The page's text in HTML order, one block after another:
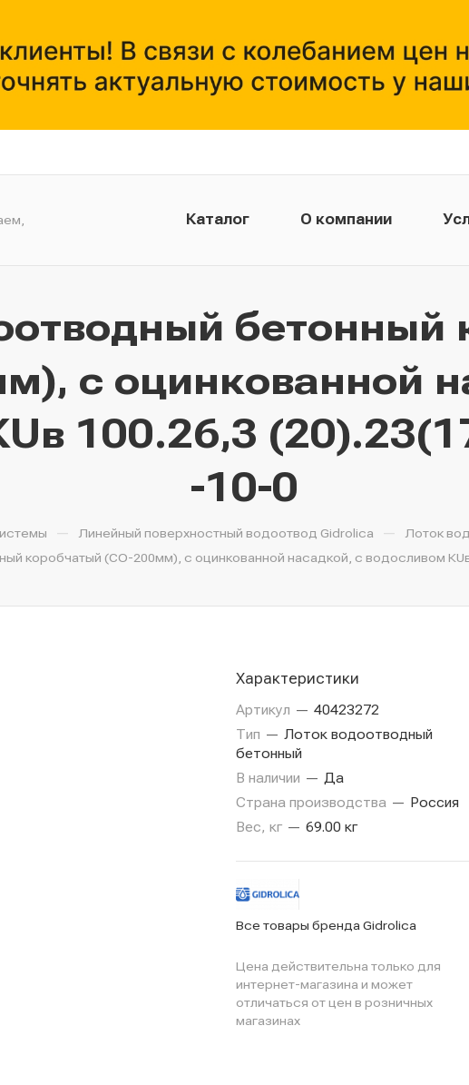
Каталог О компании
бетонный
с оцинкованной
100.26,3
-10-0
— Линейный поверхностный водоотвод Gidrolica — Лоток
коробчатый (СО-200мм), с оцинкованной насадкой, с водосливом
Характеристики
Артикул — 40423272
Тип — Лоток водоотводный
бетонный
В наличии — Да
Страна производства — Россия
Вес, кг — 69.00 кг
Все товары бренда Gidrolica
Цена действительна только для
интернет-магазина и может
отличаться от цен в розничных
магазинах